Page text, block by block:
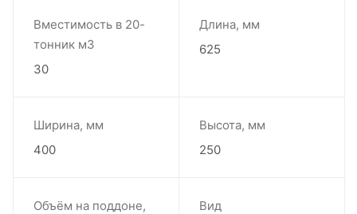
Вместимость в 20-
тонник м3
30
Длина, мм
625
Ширина, мм
400
Высота, мм
250
Объём на поддоне,
Вид